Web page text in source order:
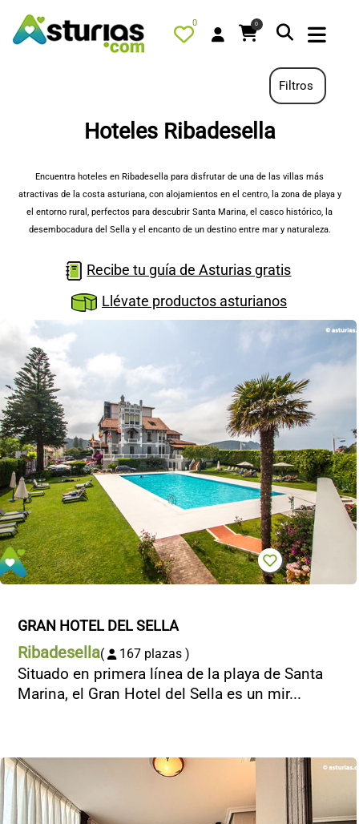
0 0
QUÉ HACER
ALOJAMIENTOS
RESTAURANTES
TURISMO ACTIVO
TIENDA
AGENDA
OFERTAS
CONTACTO
Filtros
Hoteles Ribadesella
Encuentra hoteles en Ribadesella para disfrutar de una de las villas más
atractivas de la costa asturiana, con alojamientos en el centro, la zona de playa y
el entorno rural, perfectos para descubrir Santa Marina, el casco histórico, la
desembocadura del Sella y el encanto de un destino entre mar y naturaleza.
Recibe tu guía de Asturias gratis
Llévate productos asturianos
GRAN HOTEL DEL SELLA
Ribadesella( 167 plazas )
Situado en primera línea de la playa de Santa
Marina, el Gran Hotel del Sella es un mir...